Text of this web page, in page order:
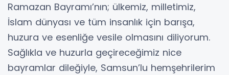
Ramazan Bayramı’nın; ülkemiz, milletimiz,
İslam dünyası ve tüm insanlık için barışa,
huzura ve esenliğe vesile olmasını diliyorum.
Sağlıkla ve huzurla geçireceğimiz nice
bayramlar dileğiyle, Samsun’lu hemşehrilerim